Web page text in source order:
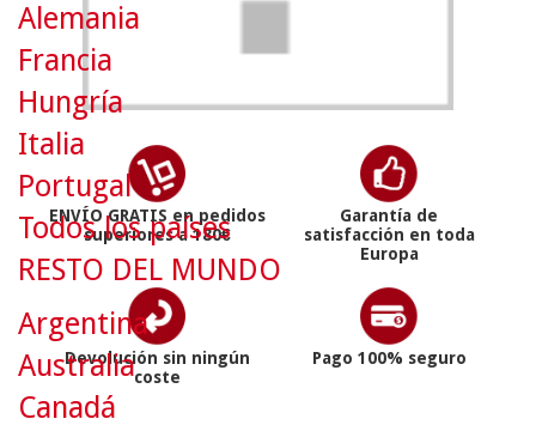
ENVÍO GRATIS en pedidos
superiores a 180€
Garantía de
satisfacción en toda
Europa
Devolución sin ningún
coste
Pago 100% seguro
Alemania
Francia
Hungría
Italia
Portugal
Todos los países
RESTO DEL MUNDO
Argentina
Australia
Canadá